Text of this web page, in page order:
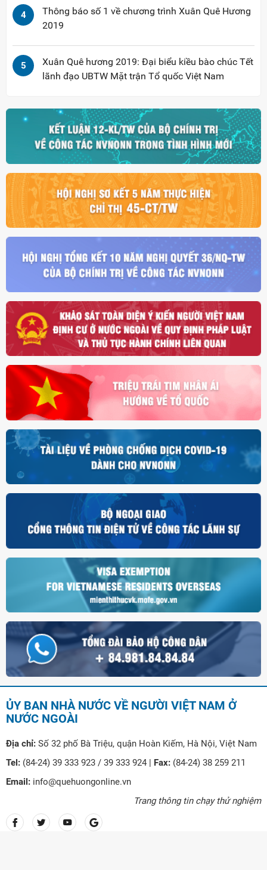
4
Thông báo số 1 về chương trình Xuân Quê Hương
2019
5
Xuân Quê hương 2019: Đại biểu kiều bào chúc Tết
lãnh đạo UBTW Mặt trận Tổ quốc Việt Nam
ỦY BAN NHÀ NƯỚC VỀ NGƯỜI VIỆT NAM Ở
NƯỚC NGOÀI
Địa chỉ: Số 32 phố Bà Triệu, quận Hoàn Kiếm, Hà Nội, Việt Nam
Tel: (84-24) 39 333 923 / 39 333 924 | Fax: (84-24) 38 259 211
Email: info@quehuongonline.vn
Trang thông tin chạy thử nghiệm